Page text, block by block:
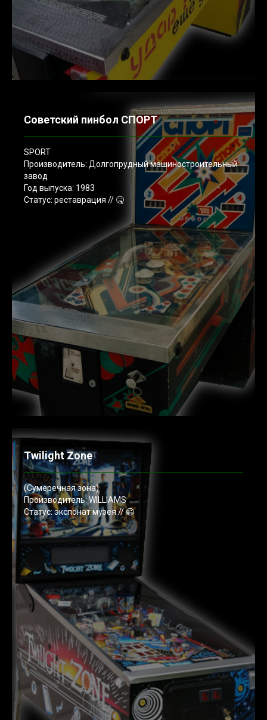
Советский пинбол СПОРТ
SPORT
Производитель: Долгопрудный машиностроительный
завод
Год выпуска: 1983
Статус: реставрация // 🤒
Twilight Zone
(Сумеречная зона)
Производитель: WILLIAMS
Статус: экспонат музея // 😃